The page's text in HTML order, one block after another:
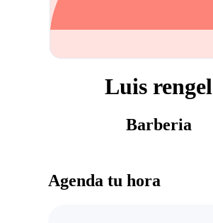
Luis rengel
Barberia
Agenda tu hora